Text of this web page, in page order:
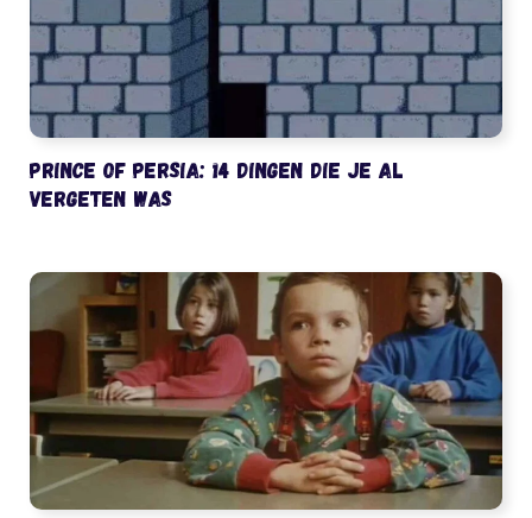
Prince of Persia: 14 dingen die je al
vergeten was